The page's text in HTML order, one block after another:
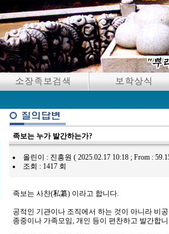
족보는 누가 발간하는가?
올린이 : 진흥원 ( 2025.02.17 10:18 ; From :
조회 : 1417 회
족보는 사찬(私纂) 이라고 합니다.
공적인 기관이나 조직에서 하는 것이 아니라 비
종중이나 가족모임, 개인 등이 편찬하고 발간합